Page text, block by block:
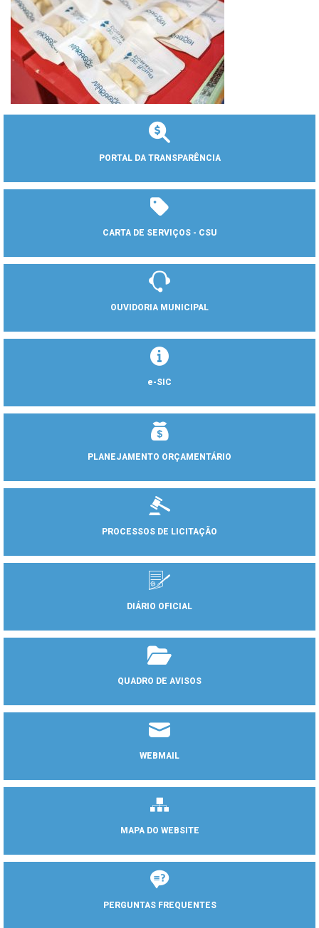
PORTAL DA TRANSPARÊNCIA
CARTA DE SERVIÇOS - CSU
OUVIDORIA MUNICIPAL
e-SIC
PLANEJAMENTO ORÇAMENTÁRIO
PROCESSOS DE LICITAÇÃO
DIÁRIO OFICIAL
QUADRO DE AVISOS
WEBMAIL
MAPA DO WEBSITE
PERGUNTAS FREQUENTES